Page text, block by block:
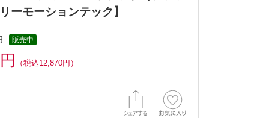
ーモーションテック】
販売中
（税込12,870円）